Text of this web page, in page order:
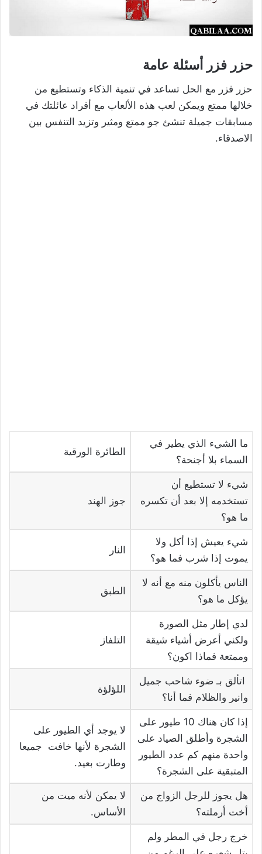
حزر فزر أسئلة عامة
حزر فزر مع الحل تساعد في تنمية الذكاء وتستطيع من
خلالها ممتع ويمكن لعب هذه الألعاب مع أفراد عائلتك في
مسابقات جميلة تنشئ جو ممتع ومثير وتزيد التنفس بين
الاصدقاء.
ما الشيء الذي يطير في
السماء بلا أجنحة؟
الطائرة الورقية
شيء لا تستطيع أن
تستخدمه إلا بعد أن تكسره
ما هو؟
جوز الهند
شيء يعيش إذا أكل ولا
يموت إذا شرب فما هو؟
النار
الناس يأكلون منه مع أنه لا
يؤكل ما هو؟
الطبق
لدي إطار مثل الصورة
ولكني أعرض أشياء شيقة
وممتعة فماذا اكون؟
التلفاز
اتألق بـ ضوء شاحب جميل
وانير والظلام فما أنا؟
اللؤلؤة
إذا كان هناك 10 طيور على
الشجرة وأطلق الصياد على
واحدة منهم كم عدد الطيور
المتبقية على الشجرة؟
لا يوجد أي الطيور على
الشجرة لأنها خافت جميعا
وطارت بعيد.
هل يجوز للرجل الزواج من
أخت أرملته؟
لا يمكن لأنه ميت من
الأساس.
خرج رجل في المطر ولم